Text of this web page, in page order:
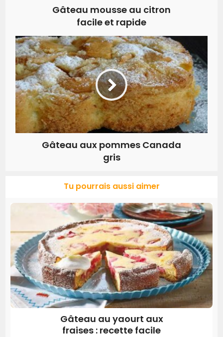
Gâteau mousse au citron
facile et rapide
Gâteau aux pommes Canada
gris
Tu pourrais aussi aimer
Gâteau au yaourt aux
fraises : recette facile